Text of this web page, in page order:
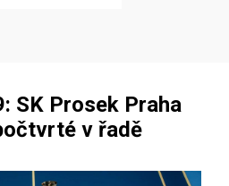
SK Prosek Praha
v řadě